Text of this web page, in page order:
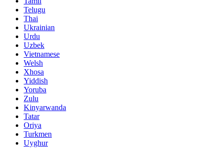
Telugu
Thai
Ukrainian
Urdu
Uzbek
Vietnamese
Welsh
Xhosa
Yiddish
Yoruba
Zulu
Kinyarwanda
Tatar
Oriya
Turkmen
Uyghur